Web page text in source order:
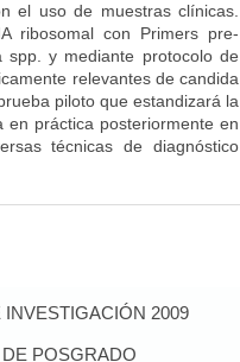
el uso de muestras clínicas.
ribosomal con Primers pre-
y mediante protocolo de
relevantes de candida
piloto que estandizará la
práctica posteriormente en
técnicas de diagnóstico
2009
POSGRADO